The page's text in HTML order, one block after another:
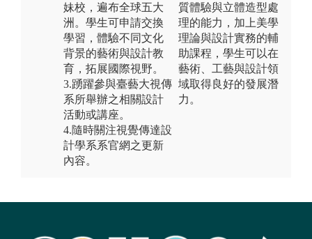
妹校，遍布全球五大
洲。學生可申請交換
學習，體驗不同文化
背景的藝術與設計教
育，拓展國際視野。
3.踴躍參與臺藝大視傳
系所舉辦之相關設計
活動或講座。
4.隨時關注視覺傳達設
計學系系官網之更新
內容。
質體驗與立體造型處
理的能力，加上美學
理論與設計實務的輔
助課程，學生可以在
藝術、工藝與設計領
域取得良好的發展潛
力。